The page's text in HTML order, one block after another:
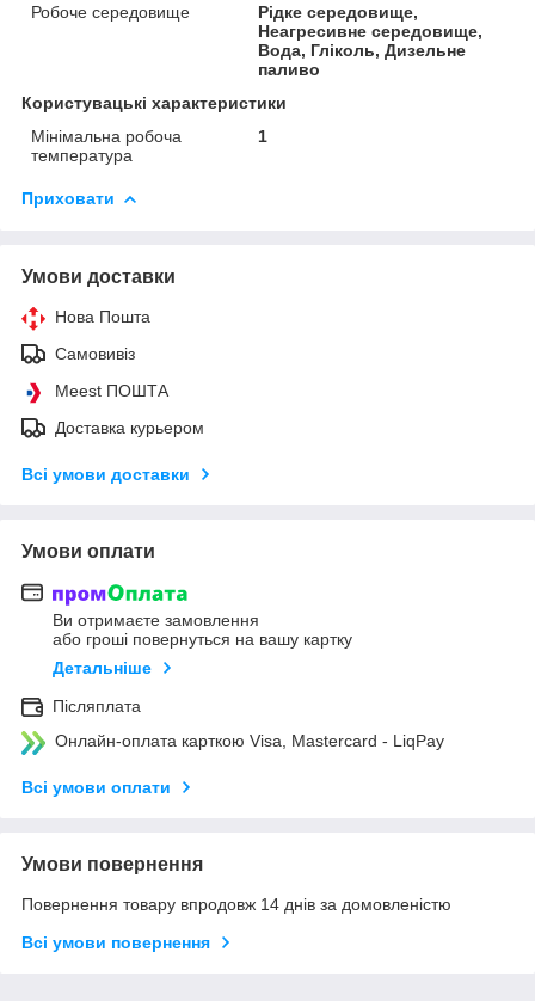
Робоче середовище
Рідке середовище,
Неагресивне середовище,
Вода, Гліколь, Дизельне
паливо
Користувацькi характеристики
Мінімальна робоча
температура
1
Приховати
Умови доставки
Нова Пошта
Самовивіз
Meest ПОШТА
Доставка курьером
Всі умови доставки
Умови оплати
Ви отримаєте замовлення
або гроші повернуться на вашу картку
Детальніше
Післяплата
Онлайн-оплата карткою Visa, Mastercard - LiqPay
Всі умови оплати
Умови повернення
Повернення товару впродовж 14 днів за домовленістю
Всі умови повернення